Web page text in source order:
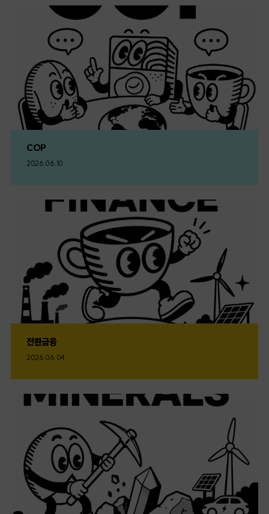
COP
2026.06.10
전환금융
2026.06.04